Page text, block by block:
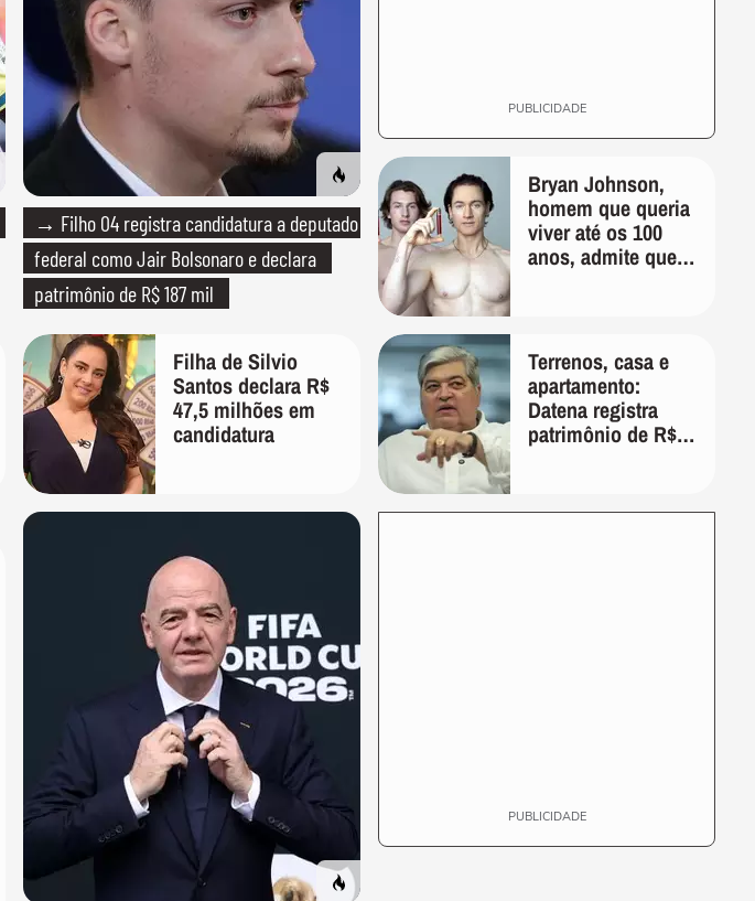
→ Filho 04 registra candidatura a deputado
federal como Jair Bolsonaro e declara
patrimônio de R$ 187 mil
PUBLICIDADE
Bryan Johnson,
homem que queria
viver até os 100
anos, admite que
Filha de Silvio
Santos declara R$
47,5 milhões em
candidatura
Terrenos, casa e
apartamento:
Datena registra
patrimônio de R$
deputado federal
PUBLICIDADE